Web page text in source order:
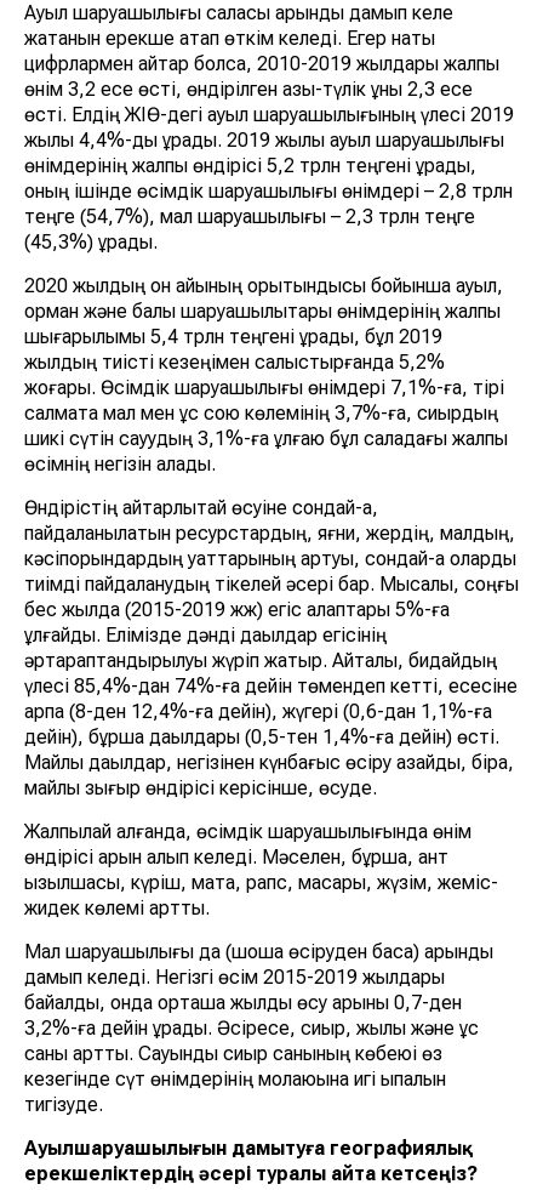
Ауыл шаруашылығы саласы қарқынды дамып келе
жатқанын ерекше атап өткім келеді. Егер нақты
цифрлармен айтар болсақ, 2010-2019 жылдары жалпы
өнім 3,2 есе өсті, өндірілген азық-түлік құны 2,3 есе
өсті. Елдің ЖІӨ-дегі ауыл шаруашылығының үлесі 2019
жылы 4,4%-ды құрады. 2019 жылы ауыл шаруашылығы
өнімдерінің жалпы өндірісі 5,2 трлн теңгені құрады,
оның ішінде өсімдік шаруашылығы өнімдері – 2,8 трлн
теңге (54,7%), мал шаруашылығы – 2,3 трлн теңге
(45,3%) құрады.
2020 жылдың он айының қорытындысы бойынша ауыл,
орман және балық шаруашылықтары өнімдерінің жалпы
шығарылымы 5,4 трлн теңгені құрады, бұл 2019
жылдың тиісті кезеңімен салыстырғанда 5,2%
жоғары. Өсімдік шаруашылығы өнімдері 7,1%-ға, тірі
салмақта мал мен құс сою көлемінің 3,7%-ға, сиырдың
шикі сүтін сауудың 3,1%-ға ұлғаю бұл саладағы жалпы
өсімнің негізін қалады.
Өндірістің айтарлықтай өсуіне сондай-ақ,
пайдаланылатын ресурстардың, яғни, жердің, малдың,
кәсіпорындардың қуаттарының артуы, сондай-ақ оларды
тиімді пайдаланудың тікелей әсері бар. Мысалы, соңғы
бес жылда (2015-2019 жж) егіс алқаптары 5%-ға
ұлғайды. Елімізде дәнді дақылдар егісінің
әртараптандырылуы жүріп жатыр. Айталық, бидайдың
үлесі 85,4%-дан 74%-ға дейін төмендеп кетті, есесіне
арпа (8-ден 12,4%-ға дейін), жүгері (0,6-дан 1,1%-ға
дейін), бұршақ дақылдары (0,5-тен 1,4%-ға дейін) өсті.
Майлы дақылдар, негізінен күнбағыс өсіру азайды, бірақ,
майлы зығыр өндірісі керісінше, өсуде.
Жалпылай алғанда, өсімдік шаруашылығында өнім
өндірісі қарқын алып келеді. Мәселен, бұршақ, қант
қызылшасы, күріш, мақта, рапс, мақсары, жүзім, жеміс-
жидек көлемі артты.
Мал шаруашылығы да (шошқа өсіруден басқа) қарқынды
дамып келеді. Негізгі өсім 2015-2019 жылдары
байқалды, онда орташа жылдық өсу қарқыны 0,7-ден
3,2%-ға дейін құрады. Әсіресе, сиыр, жылқы және құс
саны артты. Сауынды сиыр санының көбеюі өз
кезегінде сүт өнімдерінің молаюына игі ықпалын
тигізуде.
Ауылшаруашылығын дамытуға географиялық
ерекшеліктердің әсері туралы айта кетсеңіз?